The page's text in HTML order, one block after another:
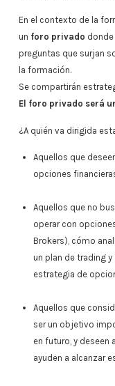
En el contexto de la
un foro privado
preguntas que surjan
la formación.
Se compartirán
El foro privado será
¿A quién va dirigida
Aquellos que
opciones
Aquellos que no
operar con
Brokers), cómo
un plan de trading
estrategia de
Aquellos que
ser un objetivo
en futuro, y deseen
ayuden a alcanzar